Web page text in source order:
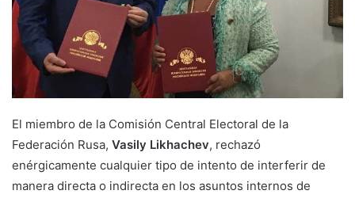
El miembro de la Comisión Central Electoral de la
Federación Rusa, Vasily Likhachev, rechazó
enérgicamente cualquier tipo de intento de interferir de
manera directa o indirecta en los asuntos internos de